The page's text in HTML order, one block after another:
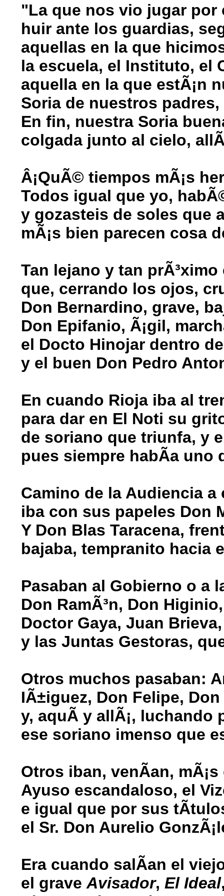
"La que nos vio jugar por
huir ante los guardias,
aquellas en la que
la escuela, el Instituto, el
aquella en la que estÃ¡n
Soria de nuestros
En fin, nuestra Soria
colgada junto al cielo,
Â¡QuÃ© tiempos mÃ¡s
Todos igual que yo,
y gozasteis de soles que
mÃ¡s bien parecen cosa
Tan lejano y tan prÃ³ximo
que, cerrando los ojos,
Don Bernardino, grave,
Don Epifanio, Ã¡gil,
el Docto Hinojar dentro
y el buen Don Pedro
En cuando Rioja iba al
para dar en El Noti su
de soriano que triunfa, y
pues siempre habÃ­a uno
Camino de la Audiencia
iba con sus papeles Don
Y Don Blas Taracena,
bajaba, tempranito hacia
Pasaban al Gobierno o a
Don RamÃ³n, Don
Doctor Gaya, Juan
y las Juntas Gestoras,
Otros muchos pasaban:
IÃ±iguez, Don Felipe,
y, aquÃ­ y allÃ¡, luchando
ese soriano imenso que
Otros iban, venÃ­an,
Ayuso escandaloso, el
e igual que por sus
el Sr. Don Aurelio
Era cuando salÃ­an el
el graveAvisador,El Ideal